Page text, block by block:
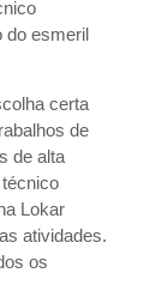
do esmeril
certa
de
de alta
Lokar
atividades.
os